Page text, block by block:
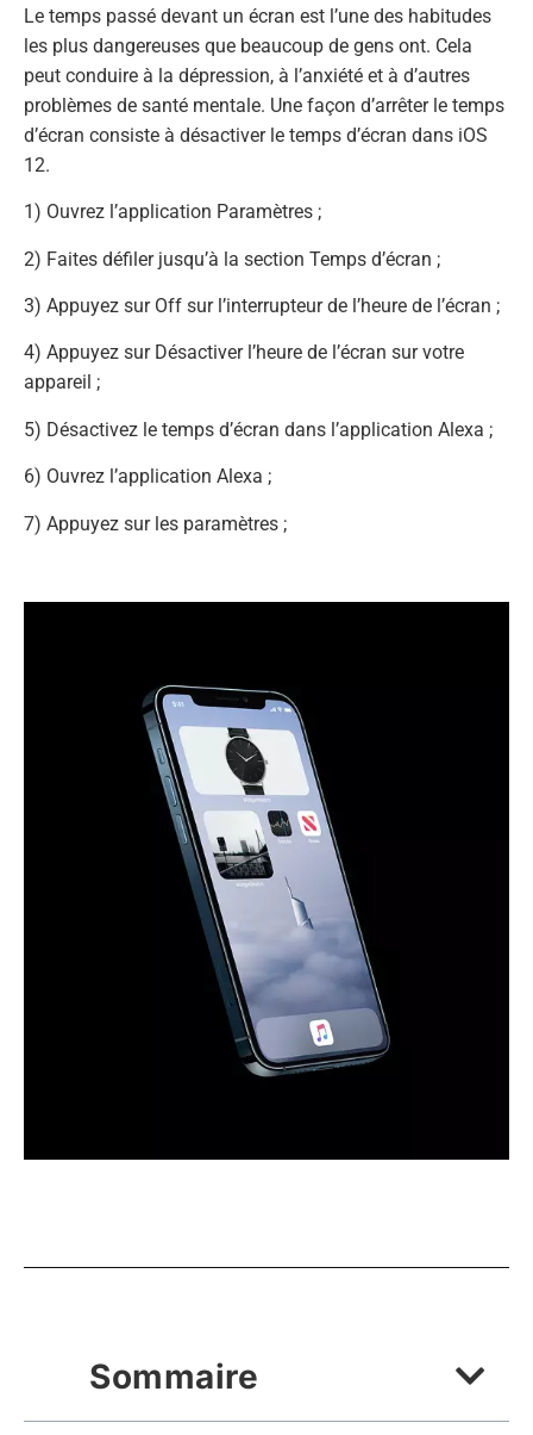
Le temps passé devant un écran est l’une des habitudes
les plus dangereuses que beaucoup de gens ont. Cela
peut conduire à la dépression, à l’anxiété et à d’autres
problèmes de santé mentale. Une façon d’arrêter le temps
d’écran consiste à désactiver le temps d’écran dans iOS
12.
1) Ouvrez l’application Paramètres ;
2) Faites défiler jusqu’à la section Temps d’écran ;
3) Appuyez sur Off sur l’interrupteur de l’heure de l’écran ;
4) Appuyez sur Désactiver l’heure de l’écran sur votre
appareil ;
5) Désactivez le temps d’écran dans l’application Alexa ;
6) Ouvrez l’application Alexa ;
7) Appuyez sur les paramètres ;
Sommaire